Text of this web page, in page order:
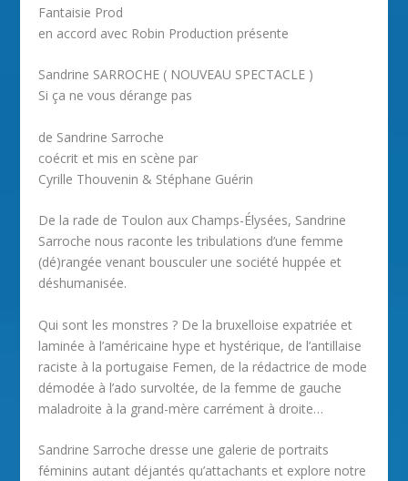
Fantaisie Prod
en accord avec Robin Production présente
Sandrine SARROCHE ( NOUVEAU SPECTACLE )
Si ça ne vous dérange pas
de Sandrine Sarroche
coécrit et mis en scène par
Cyrille Thouvenin & Stéphane Guérin
De la rade de Toulon aux Champs-Élysées, Sandrine
Sarroche nous raconte les tribulations d’une femme
(dé)rangée venant bousculer une société huppée et
déshumanisée.
Qui sont les monstres ? De la bruxelloise expatriée et
laminée à l’américaine hype et hystérique, de l’antillaise
raciste à la portugaise Femen, de la rédactrice de mode
démodée à l’ado survoltée, de la femme de gauche
maladroite à la grand-mère carrément à droite…
Sandrine Sarroche dresse une galerie de portraits
féminins autant déjantés qu’attachants et explore notre